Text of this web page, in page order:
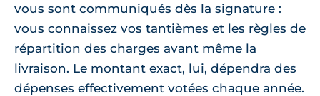
vous sont communiqués dès la signature :
vous connaissez vos tantièmes et les règles de
répartition des charges avant même la
livraison. Le montant exact, lui, dépendra des
dépenses effectivement votées chaque année.